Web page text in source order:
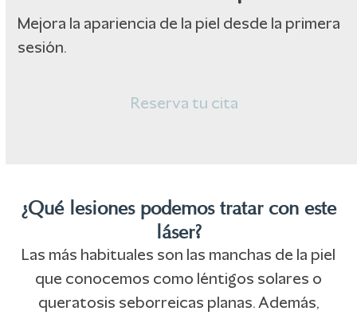
Mejora la apariencia de la piel desde la primera
sesión.
Reserva tu cita
¿Qué lesiones podemos tratar con este
láser?
Las más habituales son las manchas de la piel
que conocemos como léntigos solares o
queratosis seborreicas planas. Además,